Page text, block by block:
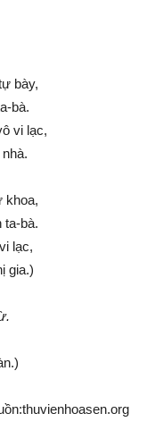
bày,
bà.
vilạc,
khoa,
ta-bà.
lạc,
gia.)
.)